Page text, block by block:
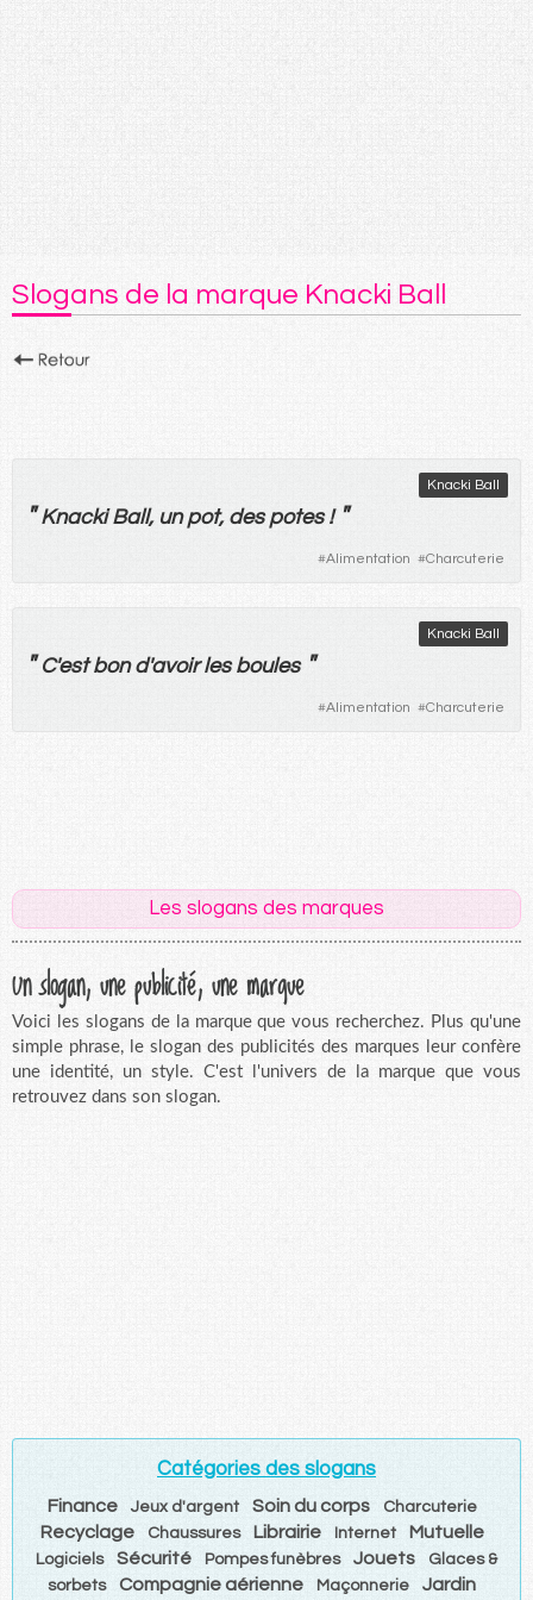
Slogans de la marque Knacki Ball
Knacki Ball
"Knacki Ball, un pot, des potes! "
#Alimentation #Charcuterie
Knacki Ball
"C'est bond'avoir les boules "
#Alimentation #Charcuterie
Les slogans des marques
Un slogan, une publicité, une marque
Voici les slogans de la marque que vous recherchez. Plus qu'une
simple phrase, le slogan des publicités des marques leur confère
une identité, un style. C'est l'univers de la marque que vous
retrouvez dans son slogan.
Catégories des slogans
Finance Jeux d'argent Soin du corps Charcuterie
Recyclage Chaussures Librairie Internet Mutuelle
Logiciels Sécurité Pompes funèbres Jouets
Glaces &
sorbets
Compagnie aérienne Maçonnerie Jardin